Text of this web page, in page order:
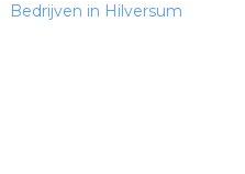
Bedrijven in Hilversum